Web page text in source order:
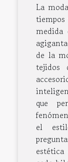
La
medida
de la
tejidos
que
el